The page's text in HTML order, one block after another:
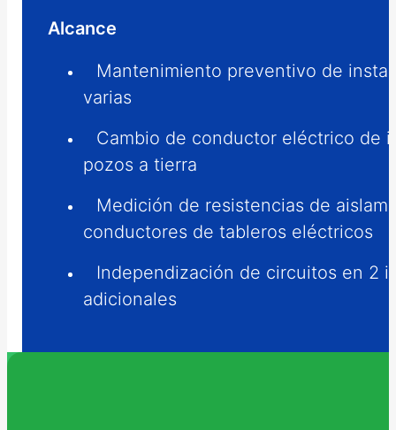
Alcance
Mantenimiento preventivo de
varias
Cambio de conductor eléctrico de
pozos a tierra
Medición de resistencias de
conductores de tableros eléctricos
Independización de circuitos en 2
adicionales